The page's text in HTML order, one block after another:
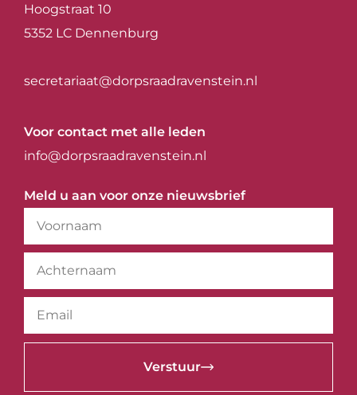
Hoogstraat 10
5352 LC Dennenburg
secretariaat@dorpsraadravenstein.nl
Voor contact met alle leden
info@dorpsraadravenstein.nl
Meld u aan voor onze nieuwsbrief
Verstuur